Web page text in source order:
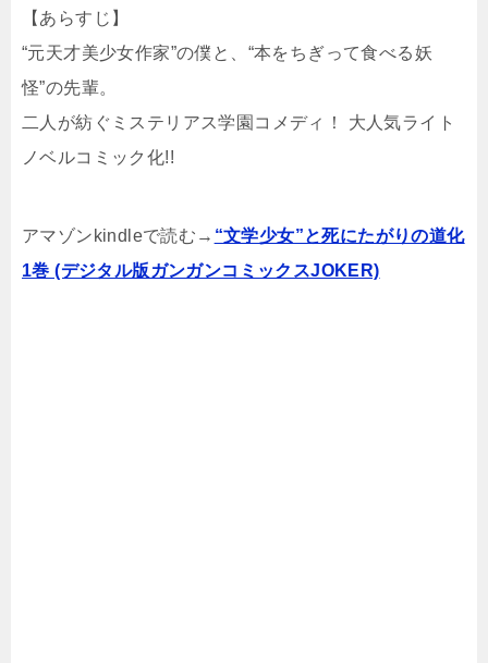
【あらすじ】
“元天才美少女作家”の僕と、“本をちぎって食べる妖
怪”の先輩。
二人が紡ぐミステリアス学園コメディ！ 大人気ライト
ノベルコミック化!!
アマゾンkindleで読む→ “文学少女”と死にたがりの道化
1巻 (デジタル版ガンガンコミックスJOKER)